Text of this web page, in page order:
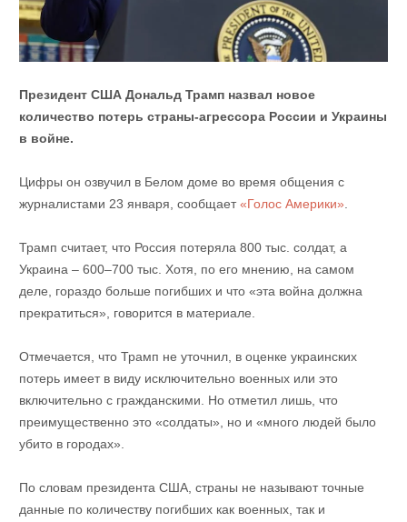
Президент США Дональд Трамп назвал новое
количество потерь страны-агрессора России и Украины
в войне.
Цифры он озвучил в Белом доме во время общения с
журналистами 23 января, сообщает«Голос Америки».
Трамп считает, что Россия потеряла 800 тыс. солдат, а
Украина – 600–700 тыс. Хотя, по его мнению, на самом
деле, гораздо больше погибших и что «эта война должна
прекратиться», говорится в материале.
Отмечается, что Трамп не уточнил, в оценке украинских
потерь имеет в виду исключительно военных или это
включительно с гражданскими. Но отметил лишь, что
преимущественно это «солдаты», но и «много людей было
убито в городах».
По словам президента США, страны не называют точные
данные по количеству погибших как военных, так и